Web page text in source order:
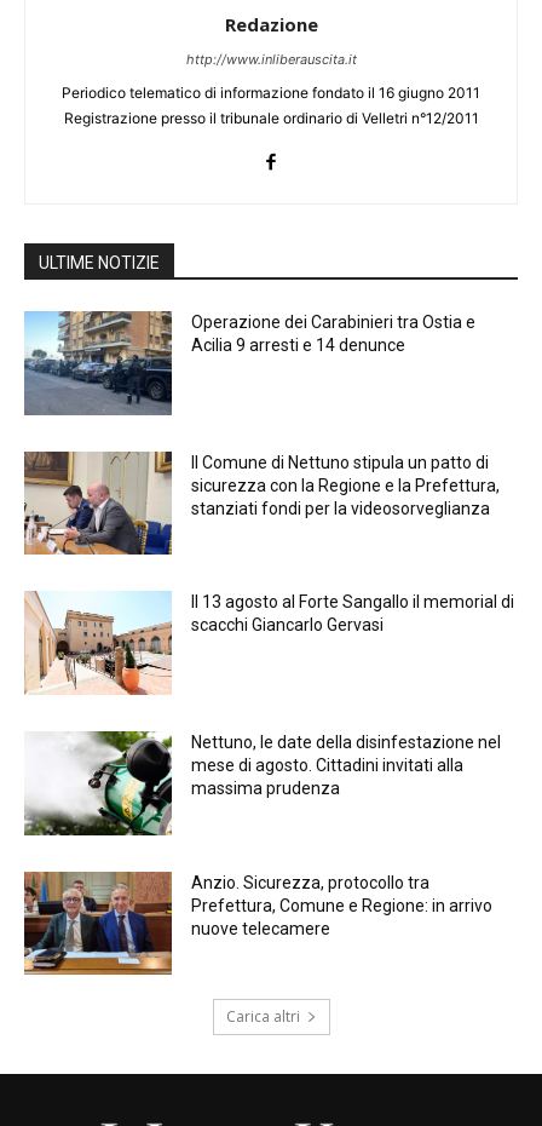
Redazione
http://www.inliberauscita.it
Periodico telematico di informazione fondato il 16 giugno 2011
Registrazione presso il tribunale ordinario di Velletri n°12/2011
ULTIME NOTIZIE
Operazione dei Carabinieri tra Ostia e
Acilia 9 arresti e 14 denunce
Il Comune di Nettuno stipula un patto di
sicurezza con la Regione e la Prefettura,
stanziati fondi per la videosorveglianza
Il 13 agosto al Forte Sangallo il memorial di
scacchi Giancarlo Gervasi
Nettuno, le date della disinfestazione nel
mese di agosto. Cittadini invitati alla
massima prudenza
Anzio. Sicurezza, protocollo tra
Prefettura, Comune e Regione: in arrivo
nuove telecamere
Carica altri